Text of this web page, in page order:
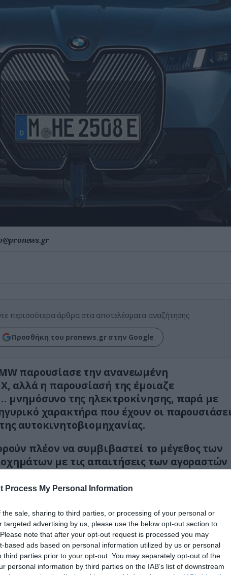
Process My Personal Information
the sale, sharing to third parties, or processing of your personal or
targeted advertising by us, please use the below opt-out section to
note that after your opt-out request is processed you may
based ads based on personal information utilized by us or personal
third parties prior to your opt-out. You may separately opt-out of the
personal information by third parties on the IAB’s list of downstream
περισσότερα άρθρα στα αποτελέσματα αναζήτησης
Προσθήκη του pronews.gr στην Google
παρουσίασε την ανανεωμένη
αλλά η παρουσίασή της έμοιαζε
μνημόσυνο της ηλεκτροκίνησης, παρά με
χαρακτήρα που έχουν οι
αυτοκινητοβιομηχανίας.
πλέον να συμβιβαστεί το μέγεθος των
με τις απαιτήσεις των αγοραστών